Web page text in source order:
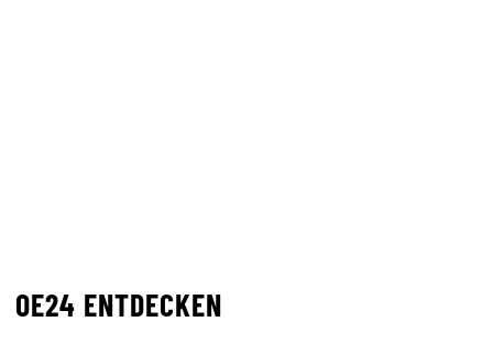
OE24 ENTDECKEN